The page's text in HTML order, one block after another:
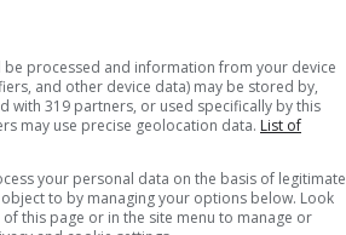
processed and information from your device
and other device data) may be stored by,
with 319 partners, or used specifically by this
may use precise geolocation data. List of
your personal data on the basis of legitimate
to by managing your options below. Look
this page or in the site menu to manage or